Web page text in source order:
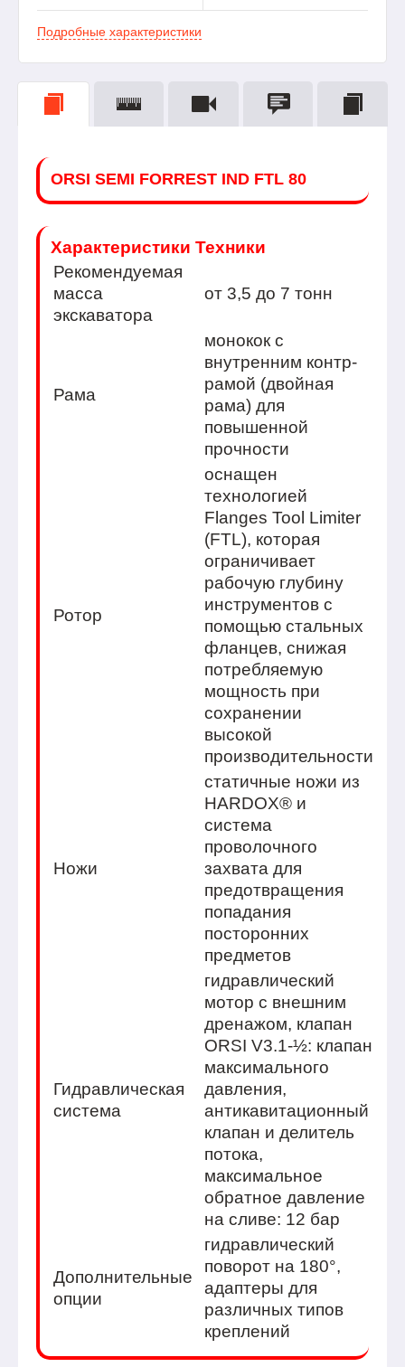
Подробные характеристики
ORSI SEMI FORREST IND FTL 80
Характеристики Техники
Рекомендуемая
масса
экскаватора
от 3,5 до 7 тонн
Рама
монокок с
внутренним контр-
рамой (двойная
рама) для
повышенной
прочности
Ротор
оснащен
технологией
Flanges Tool Limiter
(FTL), которая
ограничивает
рабочую глубину
инструментов с
помощью стальных
фланцев, снижая
потребляемую
мощность при
сохранении
высокой
производительности
Ножи
статичные ножи из
HARDOX® и
система
проволочного
захвата для
предотвращения
попадания
посторонних
предметов
Гидравлическая
система
гидравлический
мотор с внешним
дренажом, клапан
ORSI V3.1-½: клапан
максимального
давления,
антикавитационный
клапан и делитель
потока,
максимальное
обратное давление
на сливе: 12 бар
Дополнительные
опции
гидравлический
поворот на 180°,
адаптеры для
различных типов
креплений